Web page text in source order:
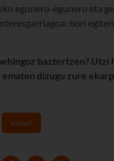
egunero-egunero eta
hori
baztertzen?
dizugu zure
móvil